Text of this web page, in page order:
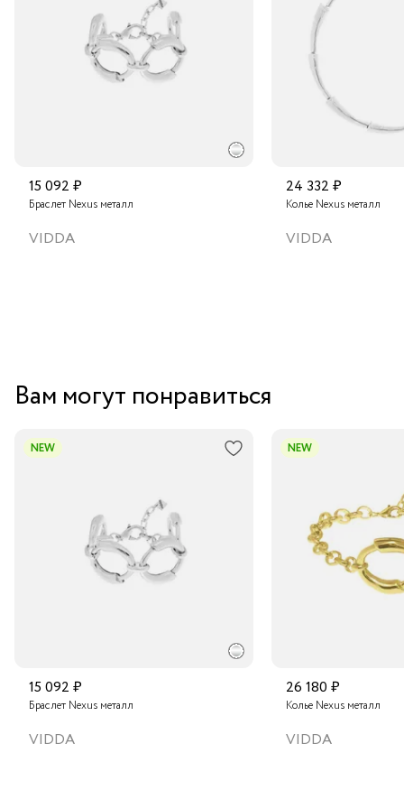
Подробнее о сроках доставки
15 092 ₽
Браслет Nexus металл
VIDDA
24 332 ₽
Колье Nexus металл
VIDDA
Вам могут понравиться
NEW
15 092 ₽
Браслет Nexus металл
VIDDA
NEW
26 180 ₽
Колье Nexus металл
VIDDA